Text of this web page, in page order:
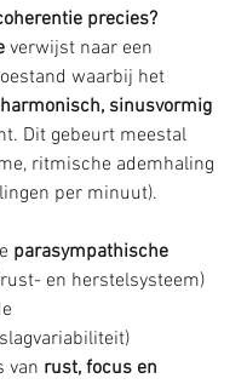
precies?
verwijst naar een
waarbij het
harmonisch, sinusvormig
Dit gebeurt meestal
ritmische ademhaling
per minuut).
parasympathische
en herstelsysteem)
van rust, focus en